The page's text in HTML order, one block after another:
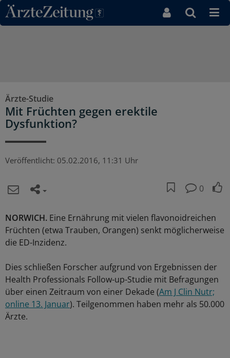
Direkt zum Inhaltsbereich
Ärzte-Studie
Mit Früchten gegen erektile
Dysfunktion?
Veröffentlicht: 05.02.2016, 11:31 Uhr
0
NORWICH. Eine Ernährung mit vielen flavonoidreichen
Früchten (etwa Trauben, Orangen) senkt möglicherweise
die ED-Inzidenz.
Dies schließen Forscher aufgrund von Ergebnissen der
Health Professionals Follow-up-Studie mit Befragungen
über einen Zeitraum von einer Dekade (Am J Clin Nutr;
online 13. Januar). Teilgenommen haben mehr als 50.000
Ärzte.